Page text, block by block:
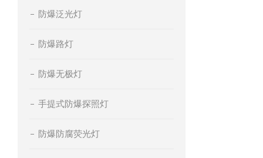
防爆泛光灯
防爆路灯
防爆无极灯
手提式防爆探照灯
防爆防腐荧光灯